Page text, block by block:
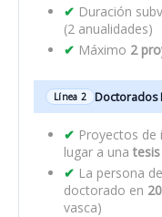
Duración
(2 anualidades)
Máximo 2
Línea 2 Doctorados
Proyectos de
lugar a una
La persona
doctorado en
vasca)